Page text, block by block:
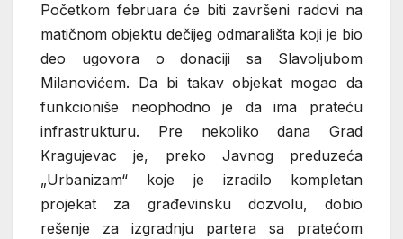
Početkom februara će biti završeni radovi na
matičnom objektu dečijeg odmarališta koji je bio
deo ugovora o donaciji sa Slavoljubom
Milanovićem. Da bi takav objekat mogao da
funkcioniše neophodno je da ima prateću
infrastrukturu. Pre nekoliko dana Grad
Kragujevac je, preko Javnog preduzeća
„Urbanizam“ koje je izradilo kompletan
projekat za građevinsku dozvolu, dobio
rešenje za izgradnju partera sa pratećom